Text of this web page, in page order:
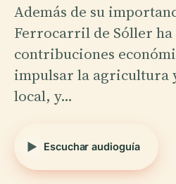
Además de su
Ferrocarril de Sóller ha
contribuciones
impulsar la agricultura
local, y…
Escuchar audioguía